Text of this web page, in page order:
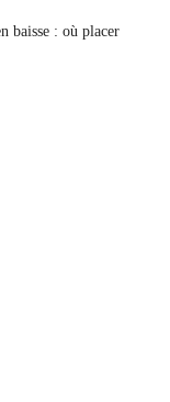
baisse : où placer